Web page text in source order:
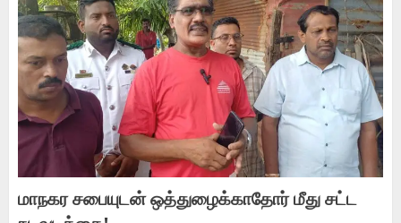
மாநகர சபையுடன் ஒத்துழைக்காதோர் மீது சட்ட